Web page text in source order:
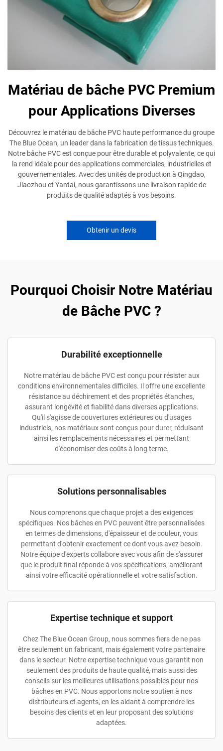
Matériau de bâche PVC Premium
pour Applications Diverses
Découvrez le matériau de bâche PVC haute performance du groupe
The Blue Ocean, un leader dans la fabrication de tissus techniques.
Notre bâche PVC est conçue pour être durable et polyvalente, ce qui
la rend idéale pour des applications commerciales, industrielles et
gouvernementales. Avec des unités de production à Qingdao,
Jiaozhou et Yantai, nous garantissons une livraison rapide de
produits de qualité adaptés à vos besoins.
Obtenir un devis
Pourquoi Choisir Notre Matériau
de Bâche PVC ?
Durabilité exceptionnelle
Notre matériau de bâche PVC est conçu pour résister aux
conditions environnementales difficiles. Il offre une excellente
résistance au déchirement et des propriétés étanches,
assurant longévité et fiabilité dans diverses applications.
Qu'il s'agisse de couvertures extérieures ou d'usages
industriels, nos matériaux sont conçus pour durer, réduisant
ainsi les remplacements nécessaires et permettant
d'économiser des coûts à long terme.
Solutions personnalisables
Nous comprenons que chaque projet a des exigences
spécifiques. Nos bâches en PVC peuvent être personnalisées
en termes de dimensions, d'épaisseur et de couleur, vous
permettant d'obtenir exactement ce dont vous avez besoin.
Notre équipe d'experts collabore avec vous afin de s'assurer
que le produit final réponde à vos spécifications, améliorant
ainsi votre efficacité opérationnelle et votre satisfaction.
Expertise technique et support
Chez The Blue Ocean Group, nous sommes fiers de ne pas
être seulement un fabricant, mais également votre partenaire
dans le secteur. Notre expertise technique vous garantit non
seulement des produits de haute qualité, mais aussi des
conseils sur les meilleures utilisations possibles pour nos
bâches en PVC. Nous apportons notre soutien à nos
distributeurs et agents, en les aidant à comprendre les
besoins des clients et en leur proposant des solutions
adaptées.